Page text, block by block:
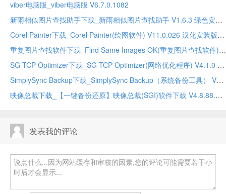
viber电脑版_viber电脑版 V6.7.0.1082
新雨相似图片查找助手下载_新雨相似图片查找助手 V1.6.3 绿色安装版
Corel Painter下载_Corel Painter(绘图软件) V11.0.026 汉化安装版
重复图片查找软件下载_Find Same Images OK(重复图片查找软件) V2.11 多国语言安装版
SG TCP Optimizer下载_SG TCP Optimizer(网络优化程序) V4.1.0 绿色安装汉化版
SimplySync Backup下载_SimplySync Backup（系统备份工具） V1.5.2.0 英文绿色版
映像总裁下载_【一键备份还原】映像总裁(SGI)软件下载 V4.8.88.0 迷你版
发表我的评论